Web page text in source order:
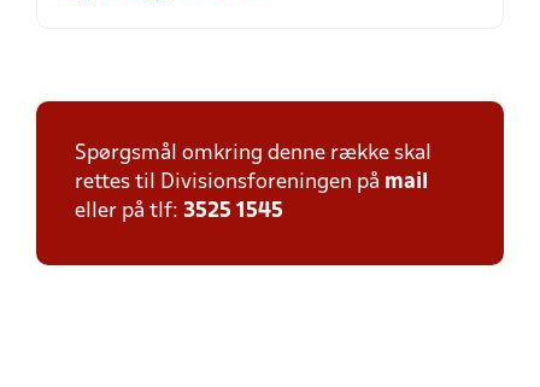
Spørgsmål omkring denne række skal
rettes til Divisionsforeningen på mail
eller på tlf: 3525 1545